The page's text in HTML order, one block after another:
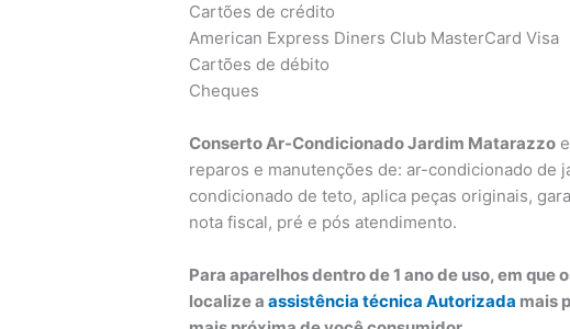
Cartões de crédito
American Express Diners Club MasterCard Visa
Cartões de débito
Cheques
Conserto Ar-Condicionado Jardim Matarazzo
reparos e manutenções de: ar-condicionado de
condicionado de teto, aplica peças originais,
nota fiscal, pré e pós atendimento.
Para aparelhos dentro de 1 ano de uso, em
localize aassistência técnica Autorizada mais